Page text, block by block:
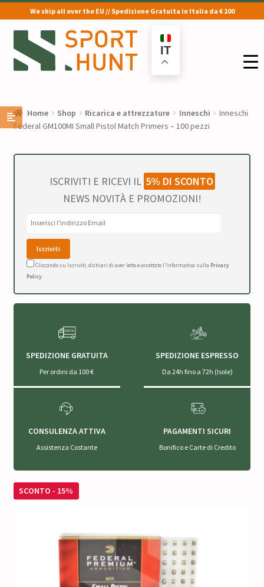
We ship all over the EU // Spedizione Gratuita in Italia da € 100
Vai
alla
navigazione
Vai
al
contenuto
IT
Home Shop Ricarica e attrezzature Inneschi
Inneschi
Federal GM100MI Small Pistol Match Primers – 100 pezzi
ISCRIVITI E RICEVI IL 5% DI SCONTO
NEWS NOVITÀ E PROMOZIONI!
Cliccando su Iscriviti, dichiari di aver letto e accettato l'Informativa sulla Privacy
Policy.
SPEDIZIONE GRATUITA
Per ordini da 100 €
SPEDIZIONE ESPRESSO
Da 24h fino a 72h (Isole)
CONSULENZA ATTIVA
Assistenza Costante
PAGAMENTI SICURI
Bonifico e Carte di Credito
SCONTO - 15%